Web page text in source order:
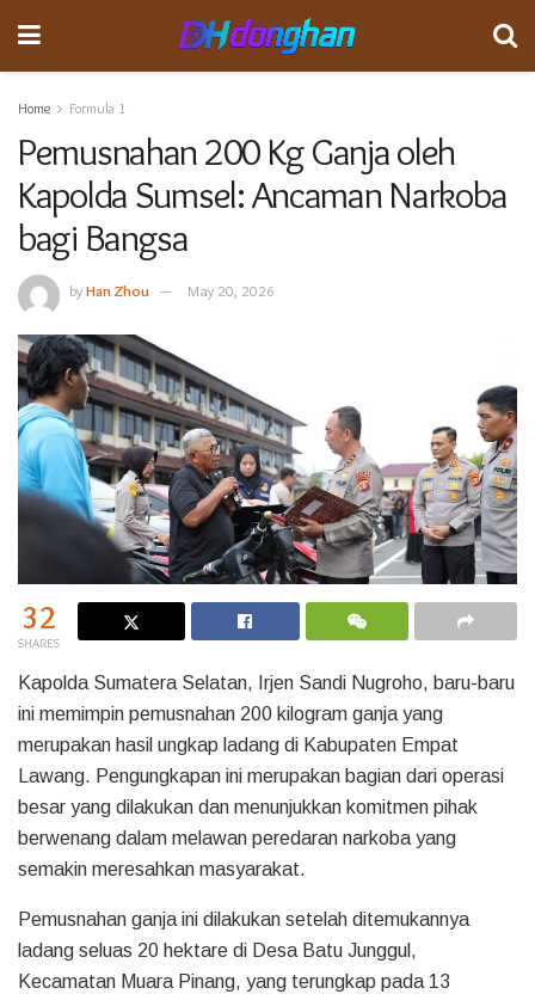
Home Formula 1
Pemusnahan 200 Kg Ganja oleh
Kapolda Sumsel: Ancaman Narkoba
bagi Bangsa
byHan Zhou May 20, 2026
32
SHARES
Kapolda Sumatera Selatan, Irjen Sandi Nugroho, baru-baru
ini memimpin pemusnahan 200 kilogram ganja yang
merupakan hasil ungkap ladang di Kabupaten Empat
Lawang. Pengungkapan ini merupakan bagian dari operasi
besar yang dilakukan dan menunjukkan komitmen pihak
berwenang dalam melawan peredaran narkoba yang
semakin meresahkan masyarakat.
Pemusnahan ganja ini dilakukan setelah ditemukannya
ladang seluas 20 hektare di Desa Batu Junggul,
Kecamatan Muara Pinang, yang terungkap pada 13